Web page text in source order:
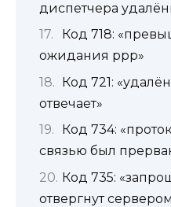
диспетчера
Код 718:
ожидания ppp»
Код 721:
отвечает»
Код 734:
связью был
Код 735:
отвергнут